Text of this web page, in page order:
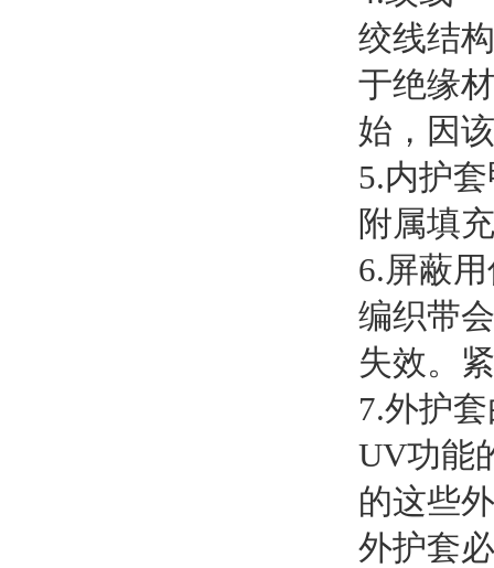
绞线结
于绝缘
始，因
5.内护
附属填
6.屏蔽
编织带
失效。
7.外护
UV功能
的这些
外护套